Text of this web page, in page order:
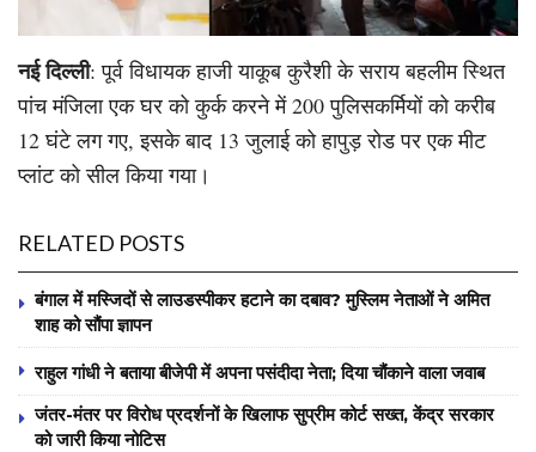
नई दिल्ली: पूर्व विधायक हाजी याकूब कुरैशी के सराय बहलीम स्थित
पांच मंजिला एक घर को कुर्क करने में 200 पुलिसकर्मियों को करीब
12 घंटे लग गए, इसके बाद 13 जुलाई को हापुड़ रोड पर एक मीट
प्लांट को सील किया गया।
RELATED POSTS
बंगाल में मस्जिदों से लाउडस्पीकर हटाने का दबाव? मुस्लिम नेताओं ने अमित
शाह को सौंपा ज्ञापन
राहुल गांधी ने बताया बीजेपी में अपना पसंदीदा नेता; दिया चौंकाने वाला जवाब
जंतर-मंतर पर विरोध प्रदर्शनों के खिलाफ सुप्रीम कोर्ट सख्त, केंद्र सरकार
को जारी किया नोटिस